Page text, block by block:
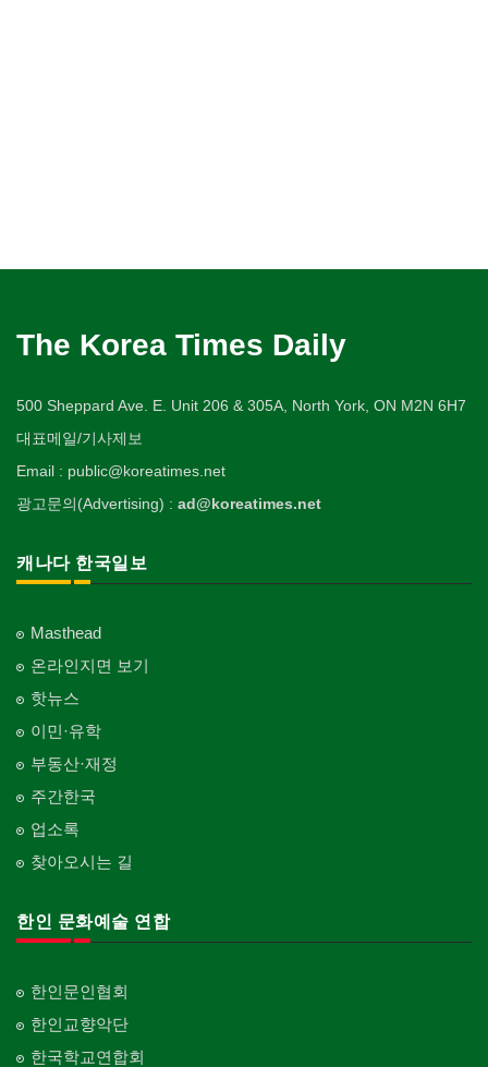
The Korea Times Daily
500 Sheppard Ave. E. Unit 206 & 305A, North York, ON M2N 6H7
대표메일/기사제보
Email : public@koreatimes.net
광고문의(Advertising) : ad@koreatimes.net
캐나다 한국일보
Masthead
온라인지면 보기
핫뉴스
이민·유학
부동산·재정
주간한국
업소록
찾아오시는 길
한인 문화예술 연합
한인문인협회
한인교향악단
한국학교연합회